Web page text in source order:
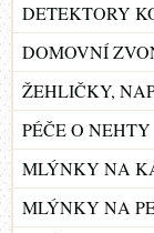
DETEKTORY
DOMOVNÍ
ŽEHLIČKY,
PÉČE O NEHTY
MLÝNKY NA
MLÝNKY NA